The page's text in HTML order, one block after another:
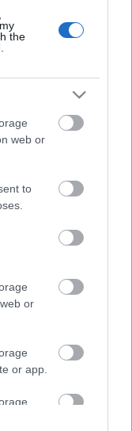
the
web or
to
or
or app.
és
előtt, a heti